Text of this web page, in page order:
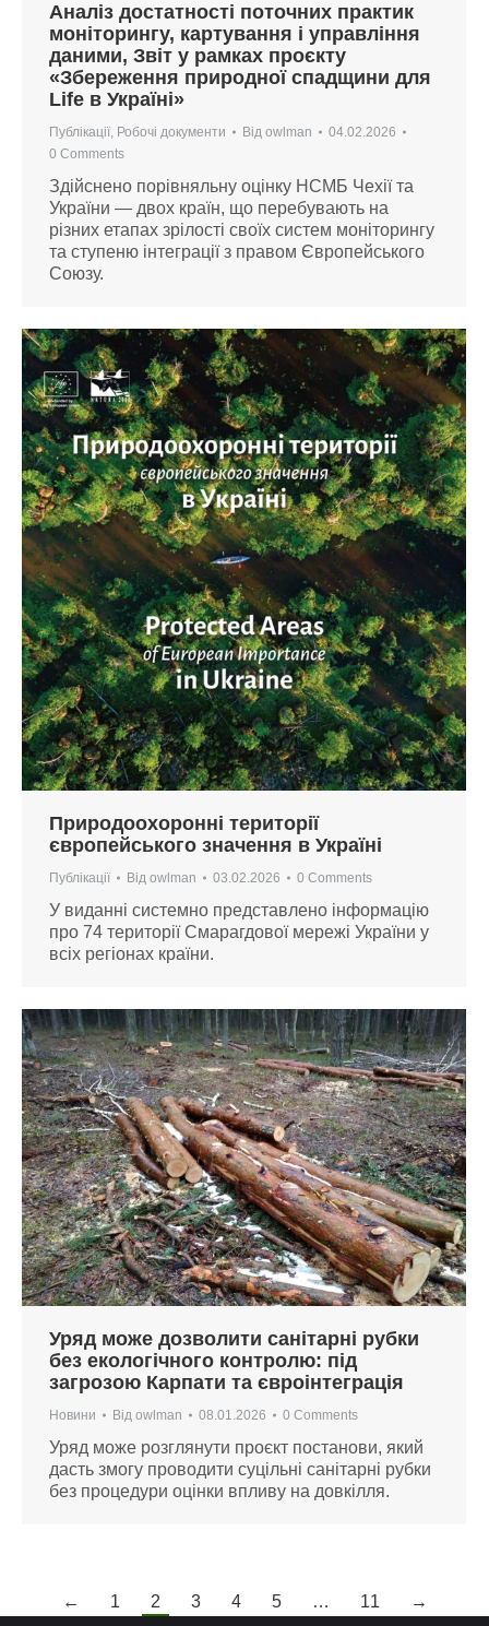
Аналіз достатності поточних практик
моніторингу, картування і управління
даними, Звіт у рамках проєкту
«Збереження природної спадщини для
Life в Україні»
Публікації, Робочі документи Від owlman
04.02.2026
0 Comments
Здійснено порівняльну оцінку НСМБ Чехії та
України — двох країн, що перебувають на
різних етапах зрілості своїх систем моніторингу
та ступеню інтеграції з правом Європейського
Союзу.
Природоохоронні території
європейського значення в Україні
Публікації Від owlman 03.02.2026 0 Comments
У виданні системно представлено інформацію
про 74 території Смарагдової мережі України у
всіх регіонах країни.
Уряд може дозволити санітарні рубки
без екологічного контролю: під
загрозою Карпати та євроінтеграція
Новини Від owlman 08.01.2026 0 Comments
Уряд може розглянути проєкт постанови, який
дасть змогу проводити суцільні санітарні рубки
без процедури оцінки впливу на довкілля.
← 1 2 3 4 5 … 11 →